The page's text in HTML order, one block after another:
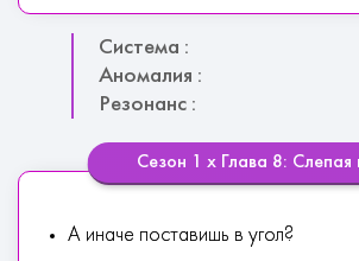
Система :
Аномалия :
Резонанс :
Сезон 1 х Глава 8: Слепая
А иначе поставишь в угол?